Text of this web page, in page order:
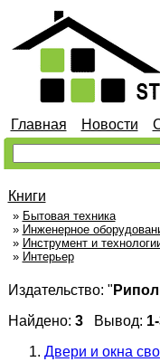
Главная Новости
Книги
» Бытовая техника
» Инженерное
» Инструмент и
» Интерьер
Издательство: "
Найдено: 3Вывод:
Двери и окна